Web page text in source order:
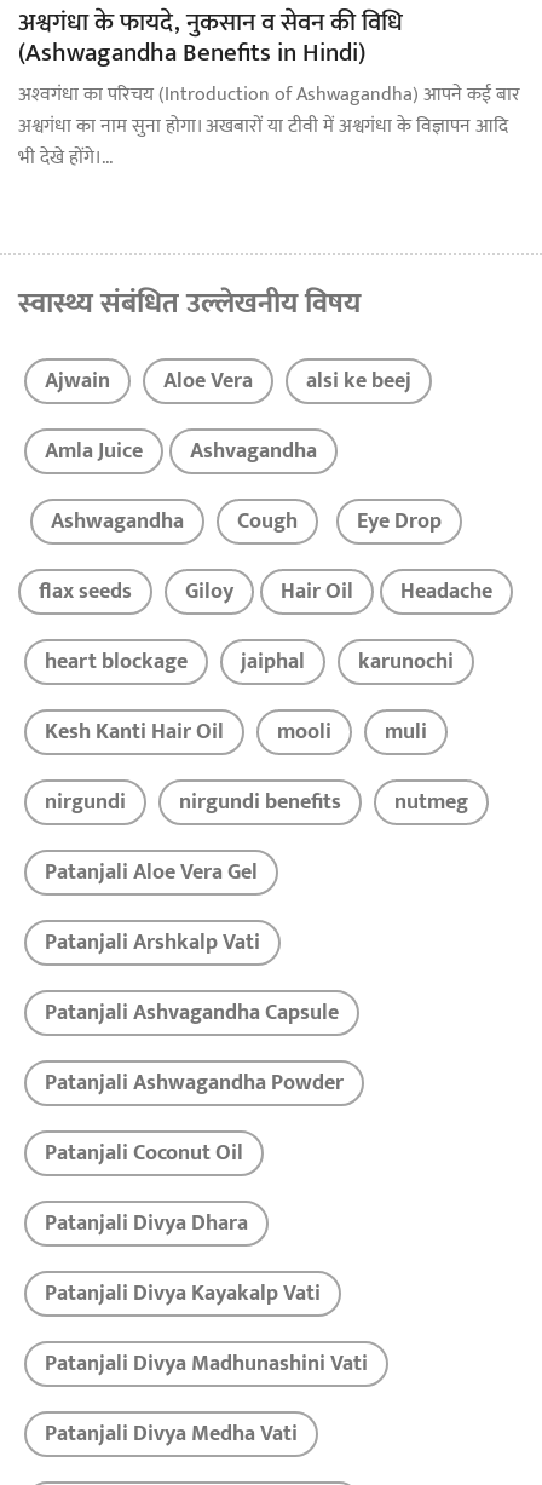
अश्वगंधा के फायदे, नुकसान व सेवन की विधि
(Ashwagandha Benefits in Hindi)
अश्‍वगंधा का परिचय (Introduction of Ashwagandha) आपने कई बार
अश्वगंधा का नाम सुना होगा। अखबारों या टीवी में अश्वगंधा के विज्ञापन आदि
भी देखे होंगे।...
स्वास्थ्य संबंधित उल्लेखनीय विषय
Ajwain Aloe Vera
alsi ke beej
Amla Juice
Ashvagandha
Ashwagandha
Cough
Eye Drop
flax seeds
Giloy Hair Oil
Headache
heart blockage
jaiphal
karunochi
Kesh Kanti Hair Oil
mooli
muli
nirgundi
nirgundi benefits
nutmeg
Patanjali Aloe Vera Gel
Patanjali Arshkalp Vati
Patanjali Ashvagandha Capsule
Patanjali Ashwagandha Powder
Patanjali Coconut Oil
Patanjali Divya Dhara
Patanjali Divya Kayakalp Vati
Patanjali Divya Madhunashini Vati
Patanjali Divya Medha Vati